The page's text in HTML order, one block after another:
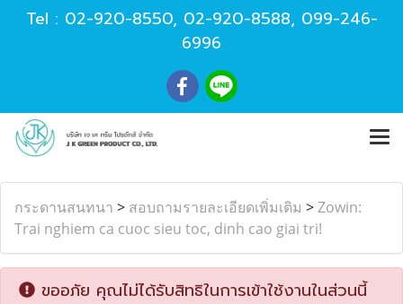
Tel : 02-920-8550, 02-920-8588, 099-246-
6996
กระดานสนทนา > สอบถามรายละเอียดเพิ่มเติม >Zowin:
Trai nghiem ca cuoc sieu toc, dinh cao giai tri!
ขออภัย คุณไม่ได้รับสิทธิในการเข้าใช้งานในส่วนนี้